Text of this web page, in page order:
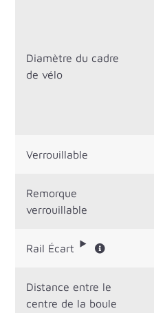
Diamètre du cadre
de vélo
Verrouillable
Remorque
verrouillable
Rail Écart
Distance entre le
centre de la boule